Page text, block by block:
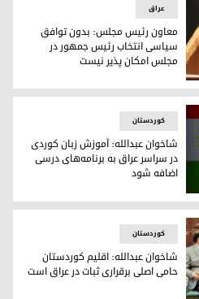
مجلس نمایندگان عراق
عراق
معاون رئیس مجلس: بدون توافق
سیاسی انتخاب رئیس جمهور در
مجلس امکان پذیر نیست
مجلس نمایندگان عراق
کوردستان
شاخوان عبدالله: آموزش زبان کوردی
در سراسر عراق به برنامه‌های درسی
اضافه شود
کوردستان
شاخوان عبدالله: اقلیم کوردستان
حامی اصلی برقراری ثبات در عراق است